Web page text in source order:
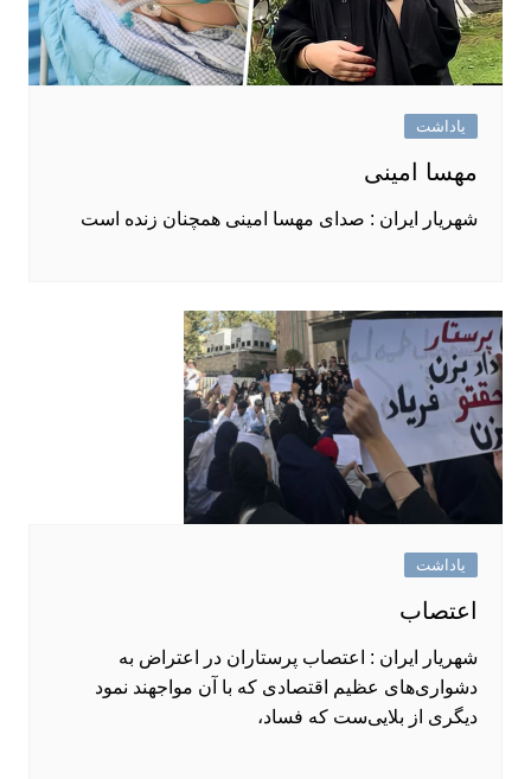
یاداشت
مهسا امینی
شهریار ایران : صدای مهسا امینی همچنان زنده است
یاداشت
اعتصاب
شهریار ایران : اعتصاب پرستاران در اعتراض به
دشواری‌های عظیم اقتصادی که با آن مواجهند نمود
دیگری از بلایی‌ست که فساد،